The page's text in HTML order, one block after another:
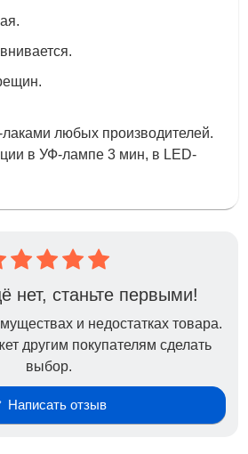
любых производителей.
в УФ-лампе 3 мин, в LED-
нет, станьте первыми!
и недостатках товара.
другим покупателям сделать
выбор.
Написать отзыв